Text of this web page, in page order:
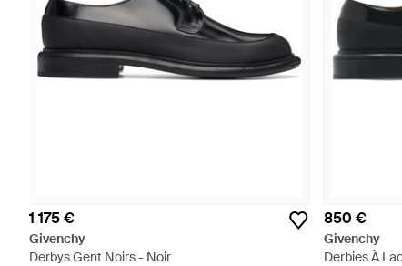
1 175 €
Givenchy
Derbys Gent Noirs - Noir
850 €
Givenchy
Derbies À